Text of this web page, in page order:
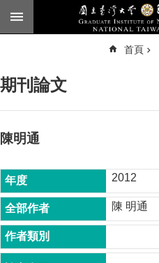
跳到主要內容區塊
臺
頁
公
告
本
所
簡
首頁
期刊論文
陳明通
2012
陳 明通